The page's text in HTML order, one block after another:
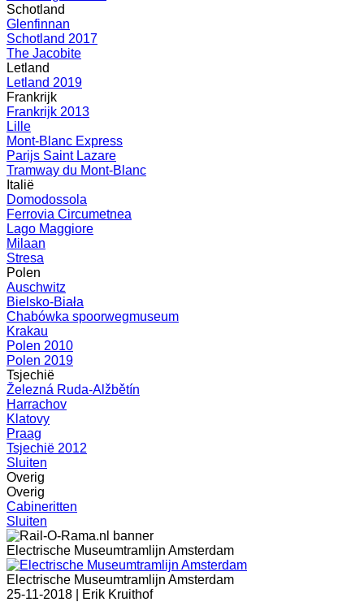
Schotland
Glenfinnan
Schotland 2017
The Jacobite
Letland
Letland 2019
Frankrijk
Frankrijk 2013
Lille
Mont-Blanc Express
Parijs Saint Lazare
Tramway du Mont-Blanc
Italië
Domodossola
Ferrovia Circumetnea
Lago Maggiore
Milaan
Stresa
Polen
Auschwitz
Bielsko-Biała
Chabówka spoorwegmuseum
Krakau
Polen 2010
Polen 2019
Tsjechië
Železná Ruda-Alžbětín
Harrachov
Klatovy
Praag
Tsjechië 2012
Sluiten
Overig
Overig
Cabineritten
Sluiten
Electrische Museumtramlijn Amsterdam
Electrische Museumtramlijn Amsterdam
25-11-2018 |
Erik Kruithof